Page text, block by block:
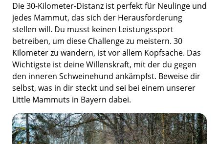
Die 30-Kilometer-Distanz ist perfekt für Neulinge und
jedes Mammut, das sich der Herausforderung
stellen will. Du musst keinen Leistungssport
betreiben, um diese Challenge zu meistern. 30
Kilometer zu wandern, ist vor allem Kopfsache. Das
Wichtigste ist deine Willenskraft, mit der du gegen
den inneren Schweinehund ankämpfst. Beweise dir
selbst, was in dir steckt und sei bei einem unserer
Little Mammuts in Bayern dabei.